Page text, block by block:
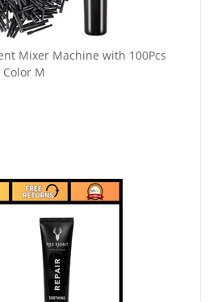
Mixer Machine with 100Pcs
M